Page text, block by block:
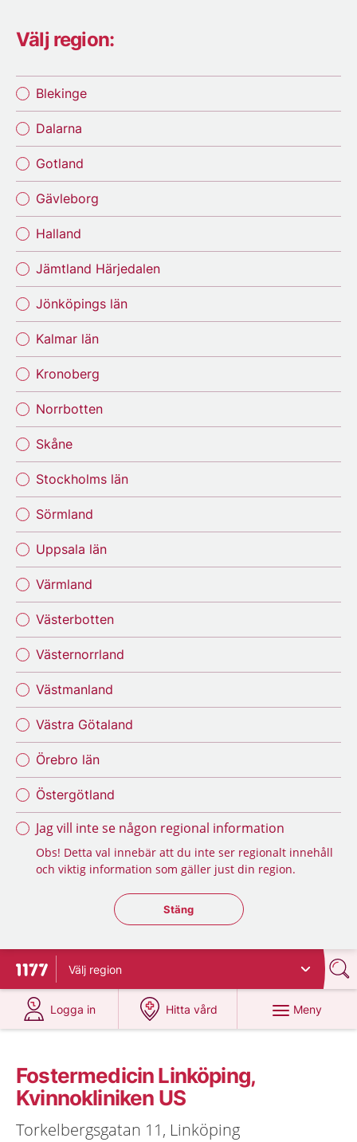
Välj region:
Blekinge
Dalarna
Gotland
Gävleborg
Halland
Jämtland Härjedalen
Jönköpings län
Kalmar län
Kronoberg
Norrbotten
Skåne
Stockholms län
Sörmland
Uppsala län
Värmland
Västerbotten
Västernorrland
Västmanland
Västra Götaland
Örebro län
Östergötland
Jag vill inte se någon regional information
Obs! Detta val innebär att du inte ser regionalt innehåll
och viktig information som gäller just din region.
Stäng regionsväljaren
Stäng
Till startsidan för 1177
Välj region
Logga in
på 1177.se
Hitta vård
på 1177.se
Meny
Fostermedicin Linköping,
Kvinnokliniken US
Torkelbergsgatan 11, Linköping